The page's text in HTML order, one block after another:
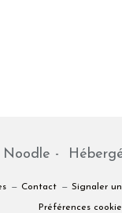
Noodle -
Contact Signaler
Préférences